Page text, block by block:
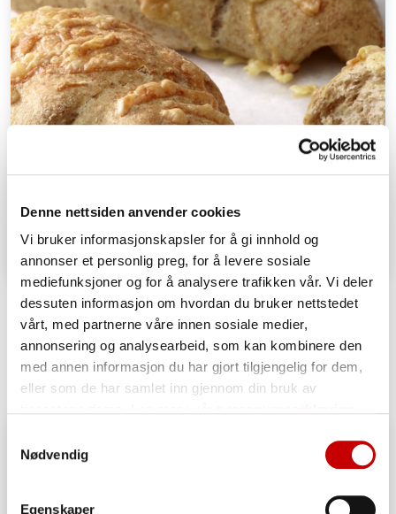
Denne nettsiden anvender cookies
Vi bruker informasjonskapsler for å gi innhold og
annonser et personlig preg, for å levere sosiale
mediefunksjoner og for å analysere trafikken vår. Vi deler
dessuten informasjon om hvordan du bruker nettstedet
vårt, med partnerne våre innen sosiale medier,
annonsering og analysearbeid, som kan kombinere den
med annen informasjon du har gjort tilgjengelig for dem,
eller som de har samlet inn gjennom din bruk av
Nødvendig
Egenskaper
Grove ostehorn
OVER 60 MIDDELS